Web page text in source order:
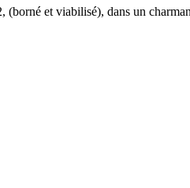
et viabilisé), dans un